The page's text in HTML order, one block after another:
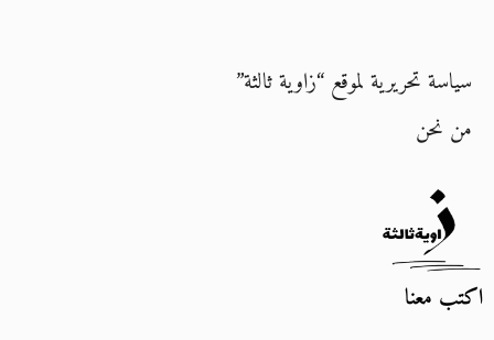
سياسة تحريرية لموقع “زاوية ثالثة”
من نحن
اكتب معنا